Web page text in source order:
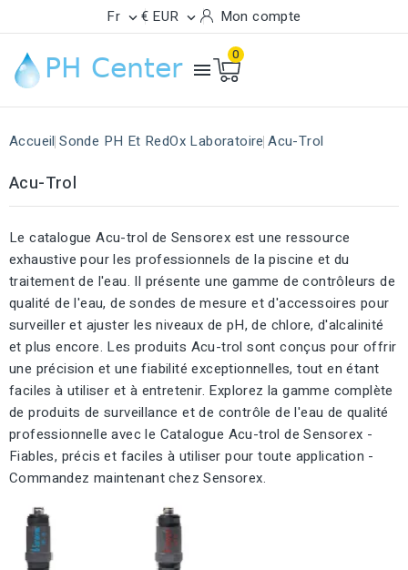
Fr  € EUR  Mon compte

0
Accueil Sonde PH Et RedOx Laboratoire Acu-Trol
Acu-Trol
Le catalogue Acu-trol de Sensorex est une ressource
exhaustive pour les professionnels de la piscine et du
traitement de l'eau. Il présente une gamme de contrôleurs de
qualité de l'eau, de sondes de mesure et d'accessoires pour
surveiller et ajuster les niveaux de pH, de chlore, d'alcalinité
et plus encore. Les produits Acu-trol sont conçus pour offrir
une précision et une fiabilité exceptionnelles, tout en étant
faciles à utiliser et à entretenir. Explorez la gamme complète
de produits de surveillance et de contrôle de l'eau de qualité
professionnelle avec le Catalogue Acu-trol de Sensorex -
Fiables, précis et faciles à utiliser pour toute application -
Commandez maintenant chez Sensorex.